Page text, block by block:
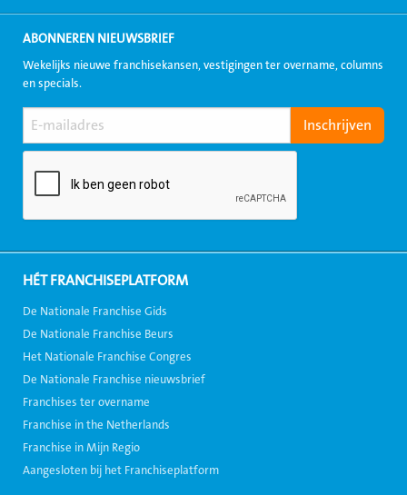
ABONNEREN NIEUWSBRIEF
Wekelijks nieuwe franchisekansen, vestigingen ter overname, columns
en specials.
HÉT FRANCHISEPLATFORM
De Nationale Franchise Gids
De Nationale Franchise Beurs
Het Nationale Franchise Congres
De Nationale Franchise nieuwsbrief
Franchises ter overname
Franchise in the Netherlands
Franchise in Mijn Regio
Aangesloten bij het Franchiseplatform